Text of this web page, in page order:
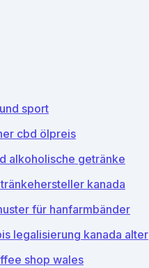
sport
cbd ölpreis
alkoholische getränke
kanada
für hanfarmbänder
legalisierung kanada alter
shop wales